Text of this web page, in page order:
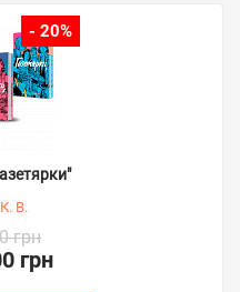
- 20%
В.
грн
грн